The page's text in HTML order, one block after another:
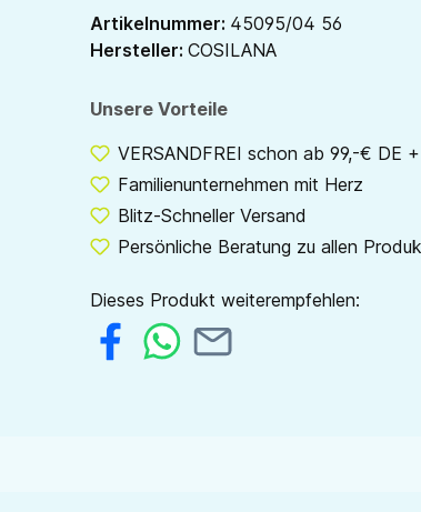
Artikelnummer: 45095/04 56
Hersteller: COSILANA
Unsere Vorteile
VERSANDFREI schon ab 99,-€ DE
Familienunternehmen mit Herz
Blitz-Schneller Versand
Persönliche Beratung zu allen
Dieses Produkt weiterempfehlen: